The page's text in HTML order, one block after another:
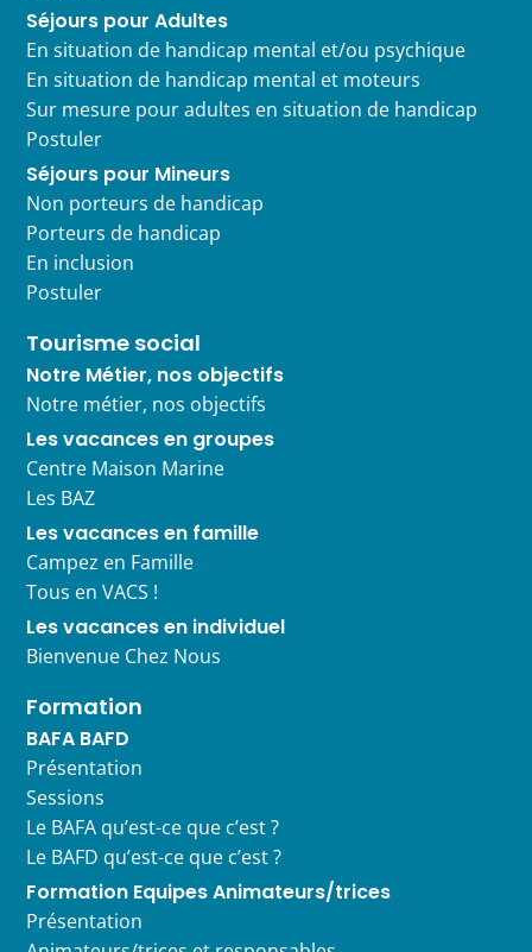
Séjours pour Adultes
En situation de handicap mental et/ou psychique
En situation de handicap mental et moteurs
Sur mesure pour adultes en situation de handicap
Postuler
Séjours pour Mineurs
Non porteurs de handicap
Porteurs de handicap
En inclusion
Postuler
Tourisme social
Notre Métier, nos objectifs
Notre métier, nos objectifs
Les vacances en groupes
Centre Maison Marine
Les BAZ
Les vacances en famille
Campez en Famille
Tous en VACS !
Les vacances en individuel
Bienvenue Chez Nous
Formation
BAFA BAFD
Présentation
Sessions
Le BAFA qu’est-ce que c’est ?
Le BAFD qu’est-ce que c’est ?
Formation Equipes Animateurs/trices
Présentation